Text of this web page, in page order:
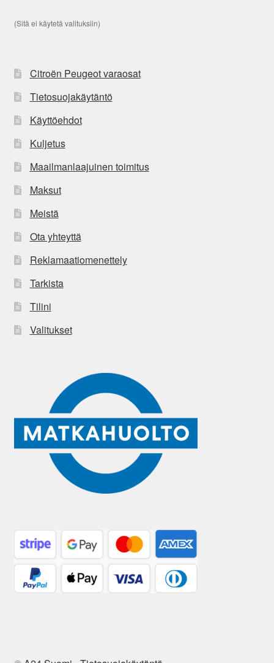
(Sitä ei käytetä valituksiin)
Citroën Peugeot varaosat
Tietosuojakäytäntö
Käyttöehdot
Kuljetus
Maailmanlaajuinen toimitus
Maksut
Meistä
Ota yhteyttä
Reklamaatiomenettely
Tarkista
Tilini
Valitukset